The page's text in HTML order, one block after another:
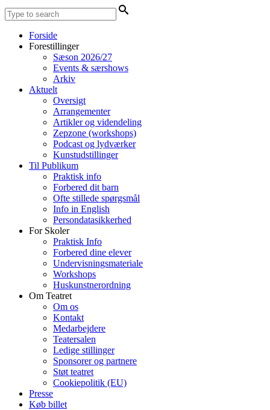
Forside
Forestillinger
Sæson 2026/27
Events & særshows
Arkiv
Aktuelt
Oversigt
Arrangementer
Artikler og videndeling
Zepzone (workshops)
Podcast og lydværker
Kunstudstillinger
Til Publikum
Praktisk info
Forbered dit barn
Ofte stillede spørgsmål
Info in English
Persondatasikkerhed
For Skoler
Praktisk Info
Forbered dine elever
Undervisningsmateriale
Workshops
Huskunstnerordning
Om Teatret
Om os
Kontakt
Medarbejdere
Teatersalen
Ledige stillinger
Sponsorer og partnere
Støt teatret
Cookiepolitik (EU)
Presse
Køb billet